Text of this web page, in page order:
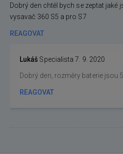
Dobrý den chtěl bych se zeptat jaké
vysavač 360 S5 a pro S7
REAGOVAT
Lukáš Specialista 7. 9. 2020
Dobrý den, rozměry baterie jsou
REAGOVAT